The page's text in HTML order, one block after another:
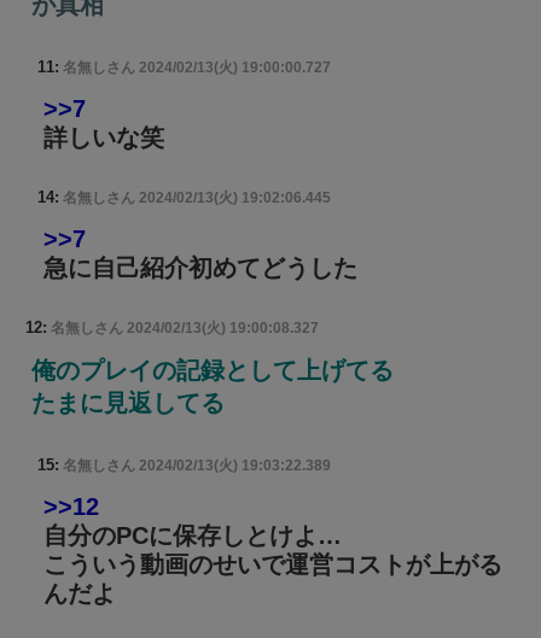
が真相
11: 名無しさん 2024/02/13(火) 19:00:00.727
>>7
詳しいな笑
14: 名無しさん 2024/02/13(火) 19:02:06.445
>>7
急に自己紹介初めてどうした
12: 名無しさん 2024/02/13(火) 19:00:08.327
俺のプレイの記録として上げてる
たまに見返してる
15: 名無しさん 2024/02/13(火) 19:03:22.389
>>12
自分のPCに保存しとけよ…
こういう動画のせいで運営コストが上がる
んだよ